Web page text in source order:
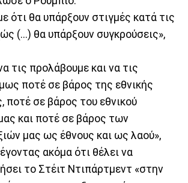
ότι θα υπάρξουν στιγμές κατά τις
(...) θα υπάρξουν συγκρούσεις»,
τις προλάβουμε και να τις
ποτέ σε βάρος της εθνικής
ποτέ σε βάρος του εθνικού
και ποτέ σε βάρος των
μας ως έθνους και ως λαού»,
ακόμα ότι θέλει να
το Στέιτ Ντιπάρτμεντ «στην